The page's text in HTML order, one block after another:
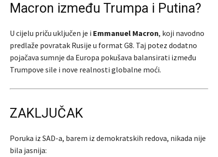
Macron između Trumpa i Putina?
U cijelu priču uključen je i Emmanuel Macron, koji navodno
predlaže povratak Rusije u format G8. Taj potez dodatno
pojačava sumnje da Europa pokušava balansirati između
Trumpove sile i nove realnosti globalne moći.
ZAKLJUČAK
Poruka iz SAD-a, barem iz demokratskih redova, nikada nije
bila jasnija: